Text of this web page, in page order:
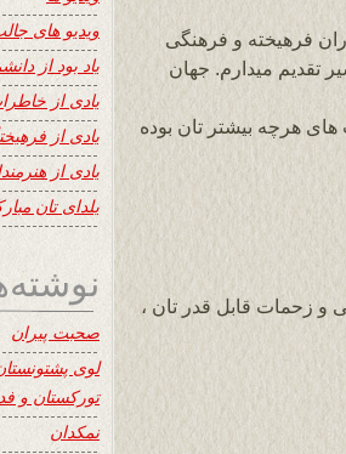
فرهیخته و فرهنگی
تقدیم میدارم. جهان
هرچه بیشتر تان بوده
زحمات قابل قدر تان ،
ویدیو های
یاد بود از
یادی از
یادی از
یادی از
یلدای تان
صحبت پیران
لوی
تورکستان و
نمکدان